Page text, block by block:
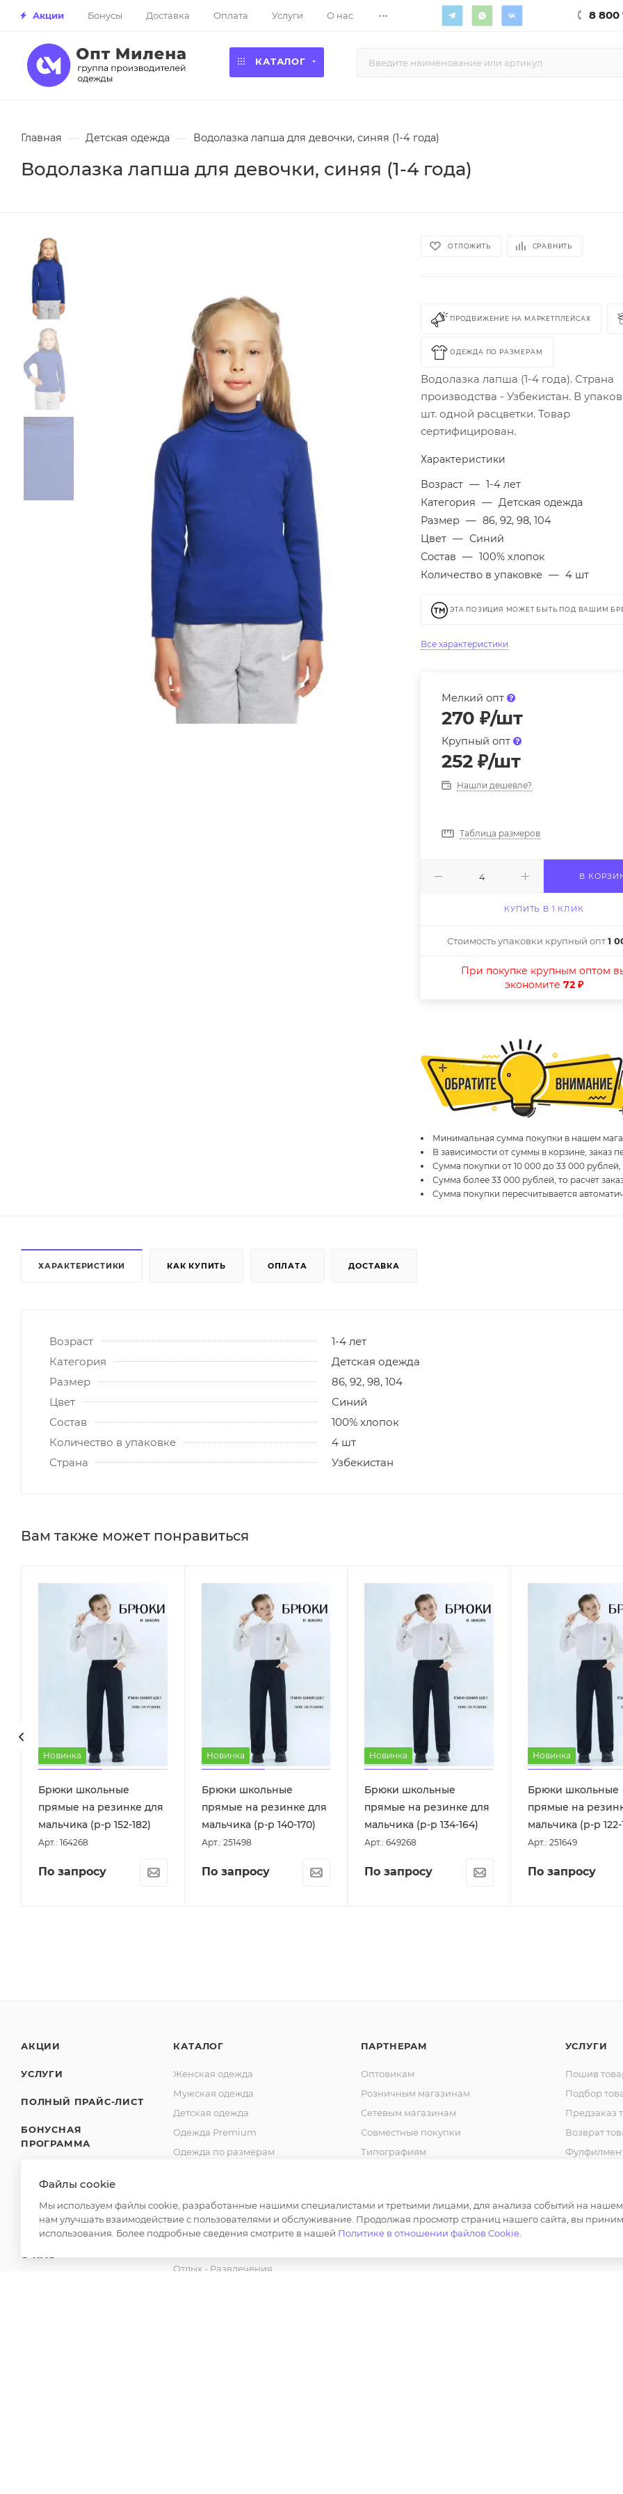
Акции Бонусы Доставка Оплата Услуги О нас ... 8 800
КАТАЛОГ
Главная — Детская одежда — Водолазка лапша для девочки, синяя (1-4 года)
Водолазка лапша для девочки, синяя (1-4 года)
ОТЛОЖИТЬ СРАВНИТЬ
ПРОДВИЖЕНИЕ НА МАРКЕТПЛЕЙСАХ
ОДЕЖДА ПО РАЗМЕРАМ
Водолазка лапша (1-4 года). Страна
производства - Узбекистан. В
шт. одной расцветки. Товар
сертифицирован.
Характеристики
Возраст — 1-4 лет
Категория — Детская одежда
Размер — 86, 92, 98, 104
Цвет — Синий
Состав — 100% хлопок
Количество в упаковке — 4 шт
ЭТА ПОЗИЦИЯ МОЖЕТ БЫТЬ ПОД ВАШИМ
Все характеристики
Мелкий опт
270 ₽/шт
Крупный опт
252 ₽/шт
Нашли дешевле?
Таблица размеров
В
КУПИТЬ В 1 КЛИК
Стоимость упаковки крупный опт1
При покупке крупным оптом
экономите 72 ₽
Минимальная сумма покупки в нашем
В зависимости от суммы в корзине, заказ
Сумма покупки от 10 000 до 33 000
Сумма более 33 000 рублей, то расчет
Сумма покупки пересчитывается
ХАРАКТЕРИСТИКИ КАК КУПИТЬ ОПЛАТА ДОСТАВКА
Возраст
1-4 лет
Категория
Детская одежда
Размер
86, 92, 98, 104
Цвет
Синий
Состав
100% хлопок
Количество в упаковке
4 шт
Страна
Узбекистан
Вам также может понравиться
Новинка
Брюки школьные
прямые на резинке для
мальчика (р-р 152-182)
Арт.: 164268
По запросу
Новинка
Брюки школьные
прямые на резинке для
мальчика (р-р 140-170)
Арт.: 251498
По запросу
Новинка
Брюки школьные
прямые на резинке для
мальчика (р-р 134-164)
Арт.: 649268
По запросу
Новинка
Брюки школьные
прямые на
мальчика (р-р 122-
Арт.: 251649
По запросу
АКЦИИ
УСЛУГИ
ПОЛНЫЙ ПРАЙС-ЛИСТ
БОНУСНАЯ
ПРОГРАММА
ОПЛАТА
О НАС
КАТАЛОГ
Женская одежда
Мужская одежда
Детская одежда
Одежда Premium
Одежда по размерам
Спецодежда
Товары для бани
Отдых - Развлечения
ПАРТНЕРАМ
Оптовикам
Розничным магазинам
Сетевым магазинам
Совместные покупки
Типографиям
Сотрудничество
УСЛУГИ
Пошив
Подбор
Предзаказ
Возврат
Файлы cookie
Мы используем файлы cookie, разработанные нашими специалистами и третьими лицами, для анализа событий на нашем
нам улучшать взаимодействие с пользователями и обслуживание. Продолжая просмотр страниц нашего сайта, вы
использования. Более подробные сведения смотрите в нашей Политике в отношении файлов Cookie